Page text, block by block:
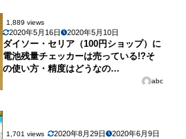
1,889 views
2020年5月16日 2020年5月10日
ダイソー・セリア（100円ショップ）に
電池残量チェッカーは売っている!?そ
の使い方・精度はどうなの…
abc
1,701 views 2020年8月29日 2020年6月9日